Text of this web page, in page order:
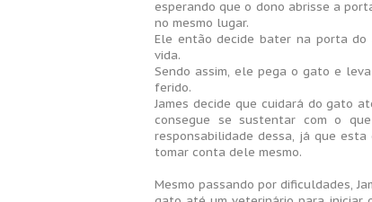
esperando que o dono abrisse a
no mesmo lugar.
Ele então decide bater na porta
vida.
Sendo assim, ele pega o gato e
ferido.
James decide que cuidará do gato
consegue se sustentar com o
responsabilidade dessa, já que
tomar conta dele mesmo.
Mesmo passando por dificuldades,